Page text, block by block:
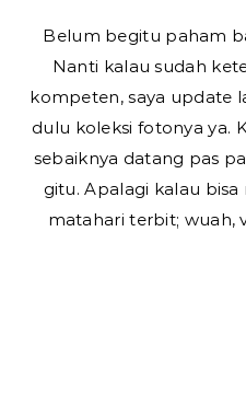
Belum begitu paham
Nanti kalau sudah
kompeten, saya update
dulu koleksi fotonya ya.
sebaiknya datang pas
gitu. Apalagi kalau
matahari terbit; wuah,